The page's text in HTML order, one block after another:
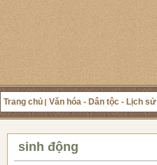
Trang chủ Văn hóa - Dân tộc - Lịch sử
sinh động